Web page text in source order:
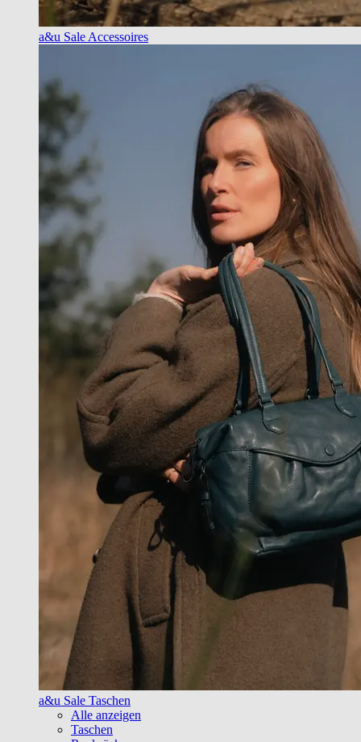
a&u Sale Accessoires
a&u Sale Taschen
Alle anzeigen
Taschen